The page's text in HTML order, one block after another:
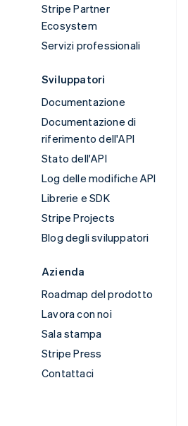
Stripe Partner
Ecosystem
Servizi professionali
Sviluppatori
Documentazione
Documentazione di
riferimento dell'API
Stato dell'API
Log delle modifiche API
Librerie e SDK
Stripe Projects
Blog degli sviluppatori
Azienda
Roadmap del prodotto
Lavora con noi
Sala stampa
Stripe Press
Contattaci